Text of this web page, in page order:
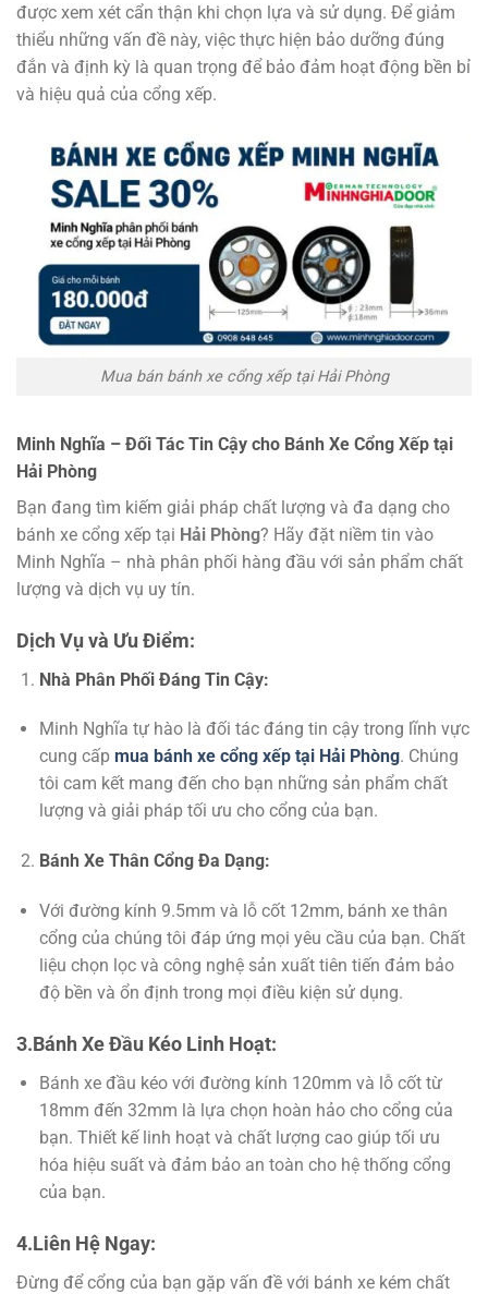
được xem xét cẩn thận khi chọn lựa và sử dụng. Để giảm
thiểu những vấn đề này, việc thực hiện bảo dưỡng đúng
đắn và định kỳ là quan trọng để bảo đảm hoạt động bền bỉ
và hiệu quả của cổng xếp.
Mua bán bánh xe cổng xếp tại Hải Phòng
Minh Nghĩa – Đối Tác Tin Cậy cho Bánh Xe Cổng Xếp tại
Hải Phòng
Bạn đang tìm kiếm giải pháp chất lượng và đa dạng cho
bánh xe cổng xếp tại Hải Phòng? Hãy đặt niềm tin vào
Minh Nghĩa – nhà phân phối hàng đầu với sản phẩm chất
lượng và dịch vụ uy tín.
Dịch Vụ và Ưu Điểm:
Nhà Phân Phối Đáng Tin Cậy:
Minh Nghĩa tự hào là đối tác đáng tin cậy trong lĩnh vực
cung cấp mua bánh xe cổng xếp tại Hải Phòng. Chúng
tôi cam kết mang đến cho bạn những sản phẩm chất
lượng và giải pháp tối ưu cho cổng của bạn.
Bánh Xe Thân Cổng Đa Dạng:
Với đường kính 9.5mm và lỗ cốt 12mm, bánh xe thân
cổng của chúng tôi đáp ứng mọi yêu cầu của bạn. Chất
liệu chọn lọc và công nghệ sản xuất tiên tiến đảm bảo
độ bền và ổn định trong mọi điều kiện sử dụng.
3.Bánh Xe Đầu Kéo Linh Hoạt:
Bánh xe đầu kéo với đường kính 120mm và lỗ cốt từ
18mm đến 32mm là lựa chọn hoàn hảo cho cổng của
bạn. Thiết kế linh hoạt và chất lượng cao giúp tối ưu
hóa hiệu suất và đảm bảo an toàn cho hệ thống cổng
của bạn.
4.Liên Hệ Ngay:
Đừng để cổng của bạn gặp vấn đề với bánh xe kém chất